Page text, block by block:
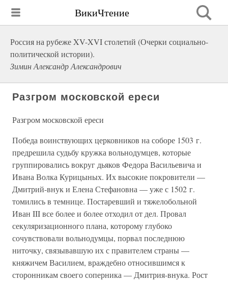
ВикиЧтение
Россия на рубеже XV-XVI столетий (Очерки социально-
политической истории).
Зимин Александр Александрович
Разгром московской ереси
Разгром московской ереси
Победа воинствующих церковников на соборе 1503 г.
предрешила судьбу кружка вольнодумцев, которые
группировались вокруг дьяков Федора Васильевича и
Ивана Волка Курицыных. Их высокие покровители —
Дмитрий-внук и Елена Стефановна — уже с 1502 г.
томились в темнице. Постаревший и тяжелобольной
Иван III все более и более отходил от дел. Провал
секуляризационного плана, которому глубоко
сочувствовали вольнодумцы, порвал последнюю
ниточку, связывавшую их с правителем страны —
княжичем Василием, враждебно относившимся к
сторонникам своего соперника — Дмитрия-внука. Рост